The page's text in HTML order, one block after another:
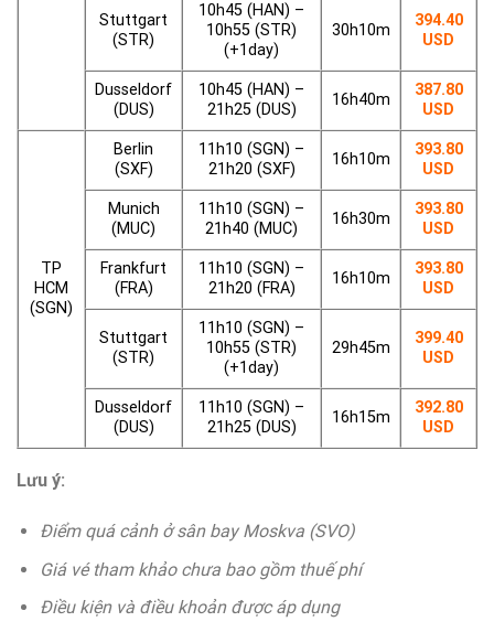
Stuttgart
(STR)
10h45 (HAN) –
10h55 (STR)
(+1day)
30h10m
394.40
USD
Dusseldorf
(DUS)
10h45 (HAN) –
21h25 (DUS)
16h40m
387.80
USD
TP
HCM
(SGN)
Berlin
(SXF)
11h10 (SGN) –
21h20 (SXF)
16h10m
393.80
USD
Munich
(MUC)
11h10 (SGN) –
21h40 (MUC)
16h30m
393.80
USD
Frankfurt
(FRA)
11h10 (SGN) –
21h20 (FRA)
16h10m
393.80
USD
Stuttgart
(STR)
11h10 (SGN) –
10h55 (STR)
(+1day)
29h45m
399.40
USD
Dusseldorf
(DUS)
11h10 (SGN) –
21h25 (DUS)
16h15m
392.80
USD
Lưu ý:
Điểm quá cảnh ở sân bay Moskva (SVO)
Giá vé tham khảo chưa bao gồm thuế phí
Điều kiện và điều khoản được áp dụng